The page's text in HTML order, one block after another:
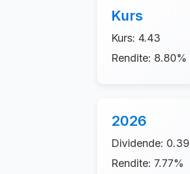
Kurs
Kurs: 4.43
Rendite: 8.80%
2026
Dividende: 0.39
Rendite: 7.77%